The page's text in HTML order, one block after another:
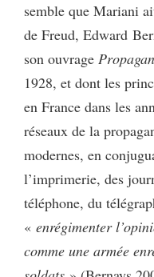
semble que Mariani
de Freud, Edward
son ouvrage
1928, et dont les
en France dans les
réseaux de la
modernes, en
l’imprimerie, des
téléphone, du
« enrégimenter
comme une armée